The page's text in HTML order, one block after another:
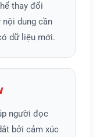
thay đổi
nội dung cần
dữ liệu mới.
người đọc
bởi cảm xúc